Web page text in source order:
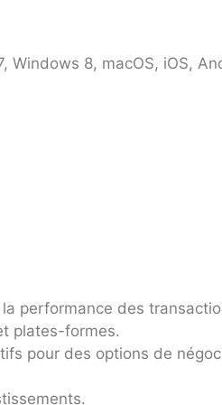
Windows 8, macOS, iOS,
performance des
plates-formes.
pour des options de